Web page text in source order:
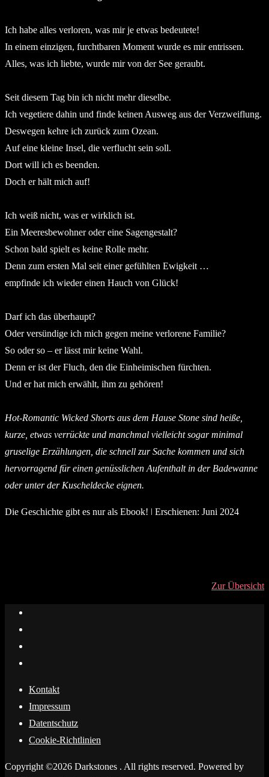
Ich habe alles verloren, was mir je etwas bedeutete!
In einem einzigen, furchtbaren Moment wurde es mir entrissen.
Alles, was ich liebte, wurde mir von der See geraubt.
Seit diesem Tag bin ich nicht mehr dieselbe.
Ich vegetiere dahin und finde keinen Ausweg aus der Verzweiflung.
Deswegen kehre ich zurück zum Ozean.
Auf eine kleine Insel, die verflucht sein soll.
Dort will ich es beenden.
Doch er hält mich auf!
Ich weiß nicht, was er wirklich ist.
Ein Meeresbewohner oder eine Sagengestalt?
Schon bald spielt es keine Rolle mehr.
Denn zum ersten Mal seit einer gefühlten Ewigkeit …
empfinde ich wieder einen Hauch von Glück!
Darf ich das überhaupt?
Oder versündige ich mich gegen meine verlorene Familie?
So oder so – er lässt mir keine Wahl.
Denn er ist der Fluch, den die Einheimischen fürchten.
Und er hat mich erwählt, ihm zu gehören!
Hot-Romantic Wicked Shorts aus dem Hause Stone sind heiße,
kurze, etwas verrückte und manchmal vielleicht sogar minimal
gruselige Erzählungen, die schnell zur Sache kommen und sich
hervorragend für einen genüsslichen Aufenthalt in der Badewanne
oder unter der Kuscheldecke eignen.
Die Geschichte gibt es nur als Ebook! ǀ Erschienen: Juni 2024
Zur Übersicht
Kontakt
Impressum
Datentschutz
Cookie-Richtlinien
Copyright ©2026 Darkstones . All rights reserved. Powered by